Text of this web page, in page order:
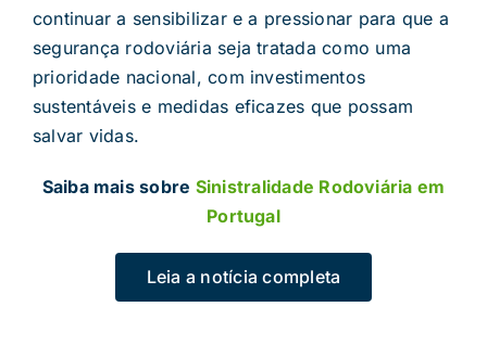
continuar a sensibilizar e a pressionar para que a
segurança rodoviária seja tratada como uma
prioridade nacional, com investimentos
sustentáveis e medidas eficazes que possam
salvar vidas.
Saiba mais sobre Sinistralidade Rodoviária em
Portugal
Leia a notícia completa